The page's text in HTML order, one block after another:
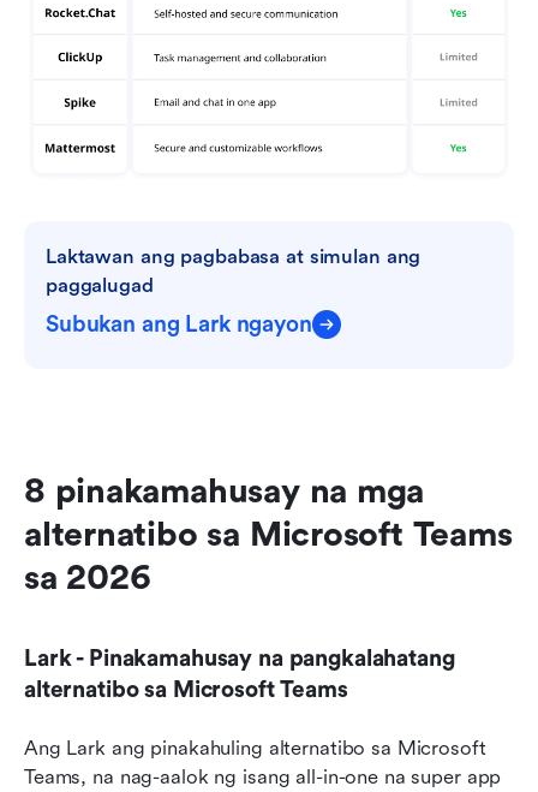
Laktawan ang pagbabasa at simulan ang
paggalugad
Subukan ang Lark ngayon
8 pinakamahusay na mga
alternatibo sa Microsoft Teams
sa 2026
Lark - Pinakamahusay na pangkalahatang
alternatibo sa Microsoft Teams
Ang Lark ang pinakahuling alternatibo sa Microsoft
Teams, na nag-aalok ng isang all-in-one na super app